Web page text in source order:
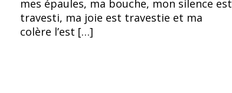
mes épaules, ma bouche, mon silence est
travesti, ma joie est travestie et ma
colère l’est […]